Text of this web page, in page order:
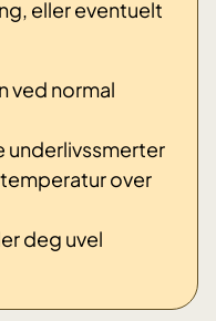
eller eventuelt
ved normal
underlivssmerter
over
deg uvel